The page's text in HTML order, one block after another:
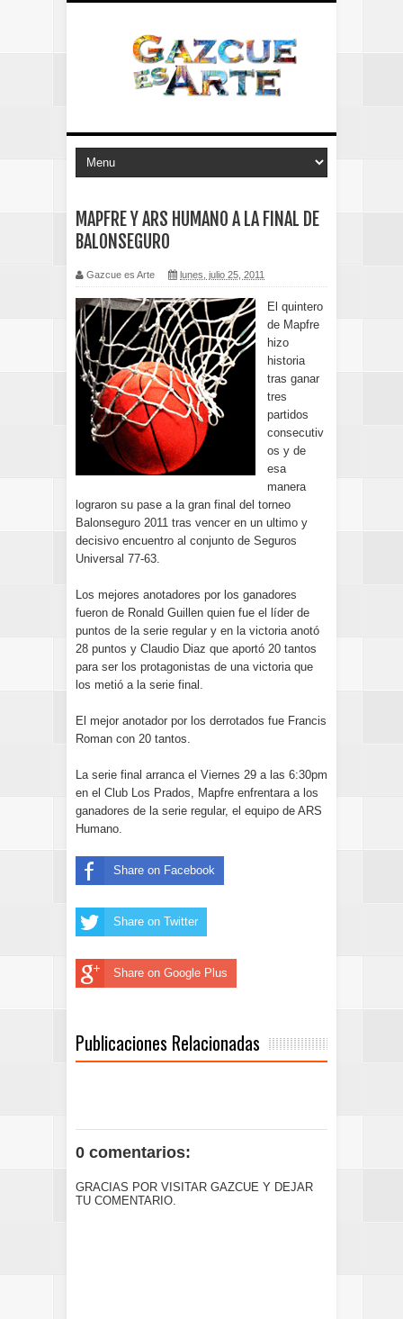
MAPFRE Y ARS HUMANO A LA FINAL DE
BALONSEGURO
Gazcue es Arte lunes, julio 25, 2011
El quintero
de Mapfre
hizo
historia
tras ganar
tres
partidos
consecutiv
os y de
esa
manera
lograron su pase a la gran final del torneo
Balonseguro 2011 tras vencer en un ultimo y
decisivo encuentro al conjunto de Seguros
Universal 77-63.
Los mejores anotadores por los ganadores
fueron de Ronald Guillen quien fue el líder de
puntos de la serie regular y en la victoria anotó
28 puntos y Claudio Diaz que aportó 20 tantos
para ser los protagonistas de una victoria que
los metió a la serie final.
El mejor anotador por los derrotados fue Francis
Roman con 20 tantos.
La serie final arranca el Viernes 29 a las 6:30pm
en el Club Los Prados, Mapfre enfrentara a los
ganadores de la serie regular, el equipo de ARS
Humano.
Share on Facebook
Share on Twitter
Share on Google Plus
Publicaciones Relacionadas
0 comentarios:
GRACIAS POR VISITAR GAZCUE Y DEJAR
TU COMENTARIO.